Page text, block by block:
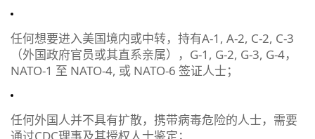
任何想要进入美国境内或中转，持有A-1, A-2, C-2, C-3
（外国政府官员或其直系亲属），G-1, G-2, G-3, G-4，
NATO-1 至 NATO-4, 或 NATO-6 签证人士；
任何外国人并不具有扩散，携带病毒危险的人士，需要
通过CDC理事及其授权人士鉴定；